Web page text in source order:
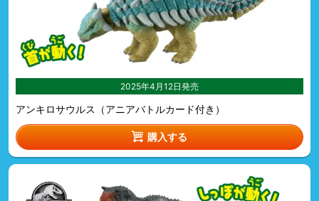
2025年4月12日発売
アンキロサウルス（アニアバトルカード付き）
購入する